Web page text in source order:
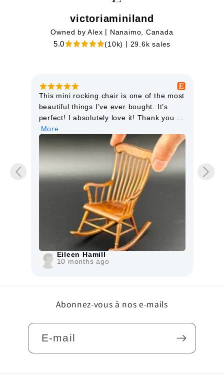
victoriaminiland
Owned by Alex | Nanaimo, Canada
5.0 (10k) | 29.6k sales
This mini rocking chair is one of the most
beautiful things I’ve ever bought. It’s
perfect! I absolutely love it! Thank you so
much.
More
Eileen Hamill
10 months ago
Abonnez-vous à nos e-mails
E-mail